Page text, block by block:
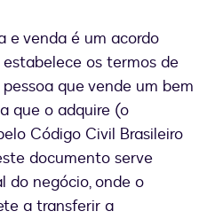
e venda é um acordo
os termos de
que vende um bem
que o adquire (o
Código Civil Brasileiro
documento serve
do negócio, onde o
a transferir a